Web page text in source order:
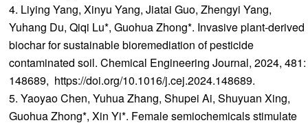
4. Liying Yang, Xinyu Yang, Jiatai Guo, Zhengyi Yang,
Yuhang Du, Qiqi Lu*, Guohua Zhong*. Invasive plant-derived
biochar for sustainable bioremediation of pesticide
contaminated soil. Chemical Engineering Journal, 2024, 481:
148689, https://doi.org/10.1016/j.cej.2024.148689.
5. Yaoyao Chen, Yuhua Zhang, Shupei Ai, Shuyuan Xing,
Guohua Zhong*, Xin Yi*. Female semiochemicals stimulate